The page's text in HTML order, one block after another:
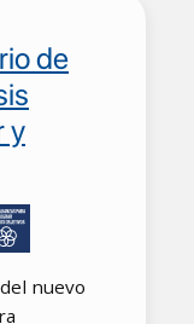
de
y
nuevo